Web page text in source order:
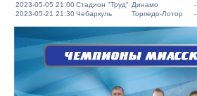
2023-05-05 21:00Стадион "Труд" Динамо -
2023-05-21 21:30Чебаркуль Торпедо-Лотор -